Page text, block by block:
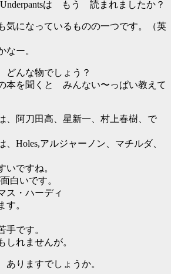
は もう 読まれましたか？
気になっているものの一つです。（英
なー。
んな物でしょう？
本を聞くと みんない〜っぱい教えて
、阿刀田高、星新一、村上春樹、で
Holes,アルジャーノン、マチルダ、
いですね。
白いです。
ス・ハーディ
す。
手です。
しれませんが。
ありますでしょうか。